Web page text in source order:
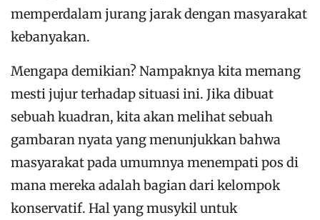
memperdalam jurang jarak dengan masyarakat
kebanyakan.
Mengapa demikian? Nampaknya kita memang
mesti jujur terhadap situasi ini. Jika dibuat
sebuah kuadran, kita akan melihat sebuah
gambaran nyata yang menunjukkan bahwa
masyarakat pada umumnya menempati pos di
mana mereka adalah bagian dari kelompok
konservatif. Hal yang musykil untuk